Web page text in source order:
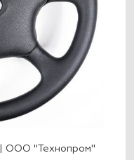
| ООО "Технопром"